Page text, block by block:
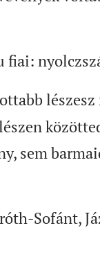
fiai:
sem
Sofánt,